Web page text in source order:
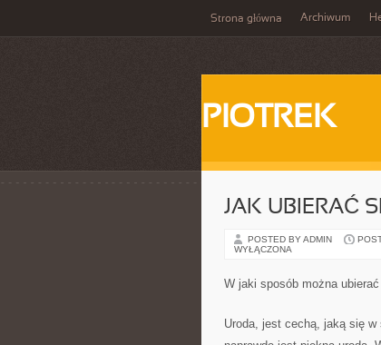
Strona główna Archiwum
PIOTREK
JAK UBIERAĆ
POSTED BY ADMIN
WYŁĄCZONA
W jaki sposób można
Uroda, jest cechą, jaką się